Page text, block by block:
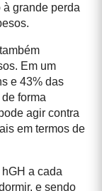
grande perda
Em um
e 43% das
forma
agir contra
em termos de
a cada
e sendo